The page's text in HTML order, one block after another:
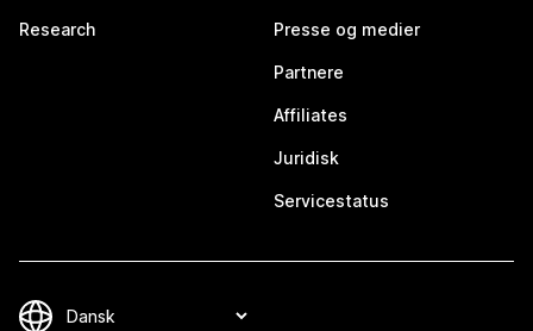
Research Presse og medier
Partnere
Affiliates
Juridisk
Servicestatus